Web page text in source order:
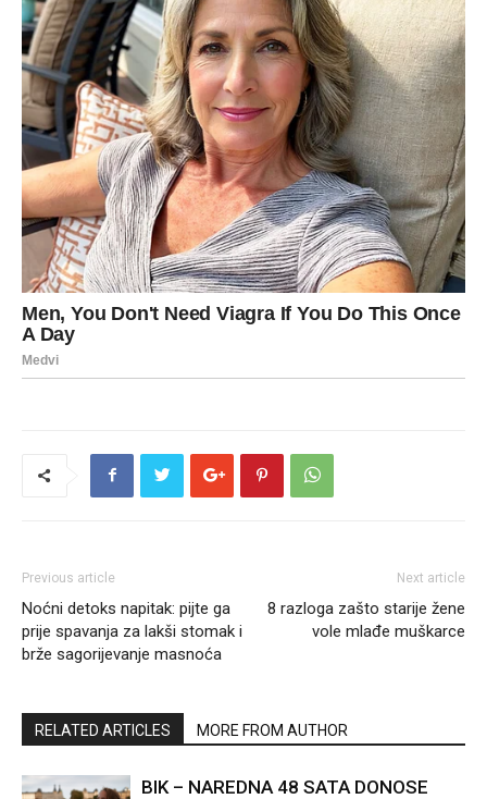
Previous article
Noćni detoks napitak: pijte ga
prije spavanja za lakši stomak i
brže sagorijevanje masnoća
Next article
8 razloga zašto starije žene
vole mlađe muškarce
RELATED ARTICLES MORE FROM AUTHOR
BIK – NAREDNA 48 SATA DONOSE